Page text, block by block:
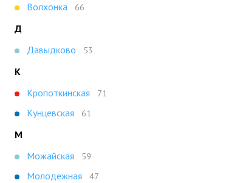
Волхонка
66
Д
Давыдково
53
К
Кропоткинская
71
Кунцевская 61
М
Можайская
59
Молодежная 47